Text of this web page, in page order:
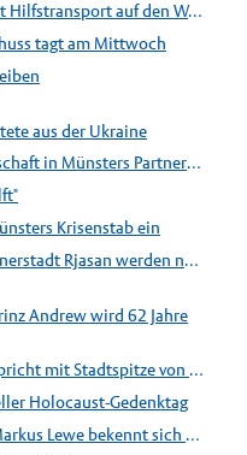
Stadt Münster schickt Hilfstransport auf den Weg nach Lublin
tagt am Mittwoch
aus der Ukraine
Welle der Hilfsbereitschaft in Münsters Partnerstadt Lublin
Krisenstab ein
Beziehungen zur Partnerstadt Rjasan werden noch schwieriger
Andrew wird 62 Jahre
Oberbürgermeister spricht mit Stadtspitze von Rjasan
Holocaust-Gedenktag
Oberbürgermeister Markus Lewe bekennt sich zur deutsch-russischen Freundschaft